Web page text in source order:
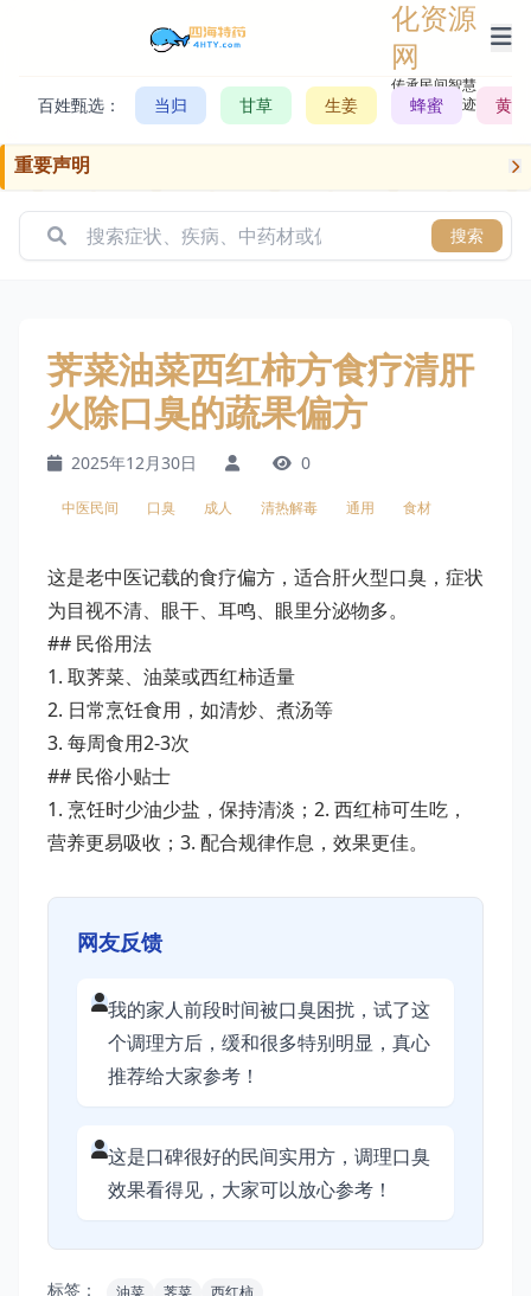
化资源
网
传承民间智慧，
记录历史轨迹
百姓甄选： 当归 甘草 生姜 蜂蜜 黄芪
重要声明
搜索
荠菜油菜西红柿方食疗清肝
火除口臭的蔬果偏方
2025年12月30日 0
中医民间 口臭 成人 清热解毒 通用 食材
这是老中医记载的食疗偏方，适合肝火型口臭，症状
为目视不清、眼干、耳鸣、眼里分泌物多。
## 民俗用法
1. 取荠菜、油菜或西红柿适量
2. 日常烹饪食用，如清炒、煮汤等
3. 每周食用2-3次
## 民俗小贴士
1. 烹饪时少油少盐，保持清淡；2. 西红柿可生吃，
营养更易吸收；3. 配合规律作息，效果更佳。
网友反馈
我的家人前段时间被口臭困扰，试了这
个调理方后，缓和很多特别明显，真心
推荐给大家参考！
这是口碑很好的民间实用方，调理口臭
效果看得见，大家可以放心参考！
标签： 油菜 荠菜 西红柿